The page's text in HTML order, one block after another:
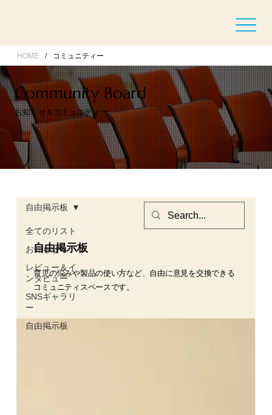
Community Board
お知らせ＆コミュニティー
全てのリスト
お知らせ
レビュー＆イ
ンタビュー
SNSギャラリ
ー
自由掲示板
自由掲示板
自由掲示板
育児の悩みや製品の使い方など、自由に意見を交換できる
コミュニティスペースです。
HOME / コミュニティー